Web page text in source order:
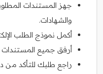
جهز المستندات
والشهادات.
أكمل نموذج الطلب
أرفق جميع المستندات
راجع طلبك للتأكد من